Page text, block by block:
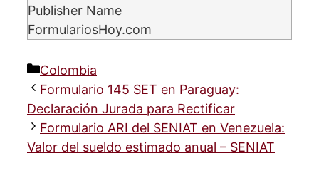
Publisher Name
FormulariosHoy.com
Categorías
Colombia
Formulario 145 SET en Paraguay:
Declaración Jurada para Rectificar
Formulario ARI del SENIAT en Venezuela:
Valor del sueldo estimado anual – SENIAT